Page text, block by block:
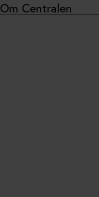
Om Centralen